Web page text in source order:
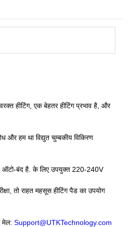
हीटिंग, एक बेहतर हीटिंग प्रभाव है, और
और हम था विद्युत चुम्बकीय विकिरण
ऑटो-बंद है. के लिए उपयुक्त 220-240V
तो राहत महसूस हीटिंग पैड का उपयोग
मेल: Support@UTKTechnology.com